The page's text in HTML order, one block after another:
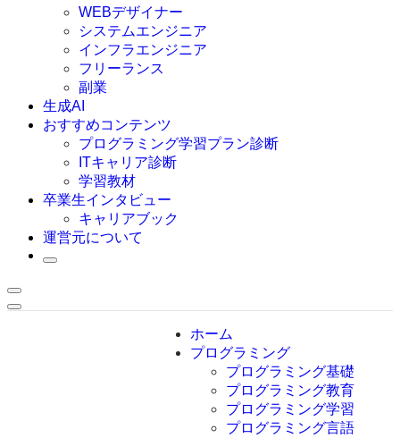
Go言語
Kotlin
Java
JavaScript
Swift
Ruby
その他言語
WEBデザイナー
システムエンジニア
インフラエンジニア
フリーランス
副業
生成AI
おすすめコンテンツ
プログラミング学習プラン診断
ITキャリア診断
学習教材
卒業生インタビュー
キャリアブック
運営元について
ホーム
プログラミング
プログラミング基礎
プログラミング教育
プログラミング学習
プログラミング言語